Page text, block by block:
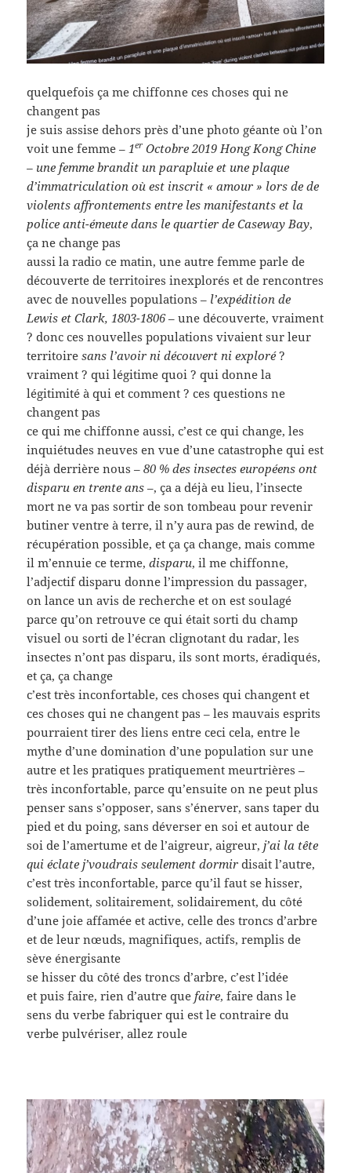
quelquefois ça me chiffonne ces choses qui ne
changent pas
je suis assise dehors près d’une photo géante où l’on
voit une femme –1er Octobre 2019 Hong Kong Chine
– une femme brandit un parapluie et une plaque
d’immatriculation où est inscrit « amour » lors de de
violents affrontements entre les manifestants et la
police anti-émeute dans le quartier de Caseway Bay,
ça ne change pas
aussi la radio ce matin, une autre femme parle de
découverte de territoires inexplorés et de rencontres
avec de nouvelles populations – l’expédition de
Lewis et Clark, 1803-1806– une découverte, vraiment
? donc ces nouvelles populations vivaient sur leur
territoire sans l’avoir ni découvert ni exploré?
vraiment ? qui légitime quoi ? qui donne la
légitimité à qui et comment ? ces questions ne
changent pas
ce qui me chiffonne aussi, c’est ce qui change, les
inquiétudes neuves en vue d’une catastrophe qui est
déjà derrière nous –80 % des insectes européens ont
disparu en trente ans –, ça a déjà eu lieu, l’insecte
mort ne va pas sortir de son tombeau pour revenir
butiner ventre à terre, il n’y aura pas de rewind, de
récupération possible, et ça ça change, mais comme
il m’ennuie ce terme,disparu, il me chiffonne,
l’adjectif disparu donne l’impression du passager,
on lance un avis de recherche et on est soulagé
parce qu’on retrouve ce qui était sorti du champ
visuel ou sorti de l’écran clignotant du radar, les
insectes n’ont pas disparu, ils sont morts, éradiqués,
et ça, ça change
c’est très inconfortable, ces choses qui changent et
ces choses qui ne changent pas – les mauvais esprits
pourraient tirer des liens entre ceci cela, entre le
mythe d’une domination d’une population sur une
autre et les pratiques pratiquement meurtrières –
très inconfortable, parce qu’ensuite on ne peut plus
penser sans s’opposer, sans s’énerver, sans taper du
pied et du poing, sans déverser en soi et autour de
soi de l’amertume et de l’aigreur, aigreur,j’ai la tête
qui éclate j’voudrais seulement dormir disait l’autre,
c’est très inconfortable, parce qu’il faut se hisser,
solidement, solitairement, solidairement, du côté
d’une joie affamée et active, celle des troncs d’arbre
et de leur nœuds, magnifiques, actifs, remplis de
sève énergisante
se hisser du côté des troncs d’arbre, c’est l’idée
et puis faire, rien d’autre quefaire, faire dans le
sens du verbe fabriquer qui est le contraire du
verbe pulvériser, allez roule